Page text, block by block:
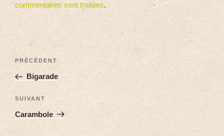
commentaires sont traitées.
PRÉCÉDENT
Bigarade
SUIVANT
Carambole